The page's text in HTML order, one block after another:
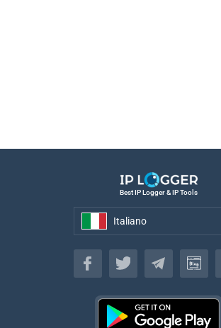
Best IP Logger & IP Tools
Italiano
Italiano